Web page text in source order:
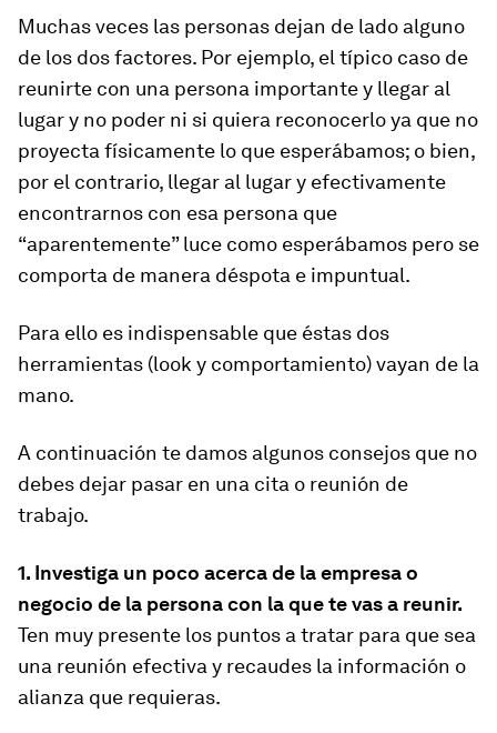
Muchas veces las personas dejan de lado alguno
de los dos factores. Por ejemplo, el típico caso de
reunirte con una persona importante y llegar al
lugar y no poder ni si quiera reconocerlo ya que no
proyecta físicamente lo que esperábamos; o bien,
por el contrario, llegar al lugar y efectivamente
encontrarnos con esa persona que
“aparentemente” luce como esperábamos pero se
comporta de manera déspota e impuntual.
Para ello es indispensable que éstas dos
herramientas (look y comportamiento) vayan de la
mano.
A continuación te damos algunos consejos que no
debes dejar pasar en una cita o reunión de
trabajo.
1. Investiga un poco acerca de la empresa o
negocio de la persona con la que te vas a reunir.
Ten muy presente los puntos a tratar para que sea
una reunión efectiva y recaudes la información o
alianza que requieras.